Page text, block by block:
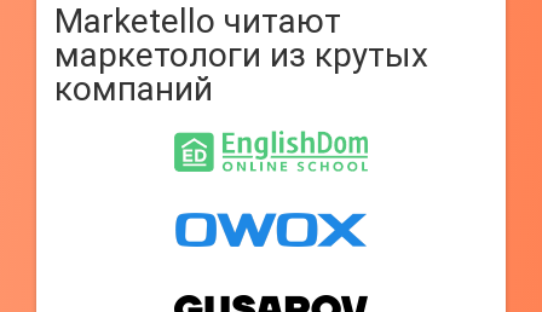
Marketello читают
маркетологи из крутых
компаний